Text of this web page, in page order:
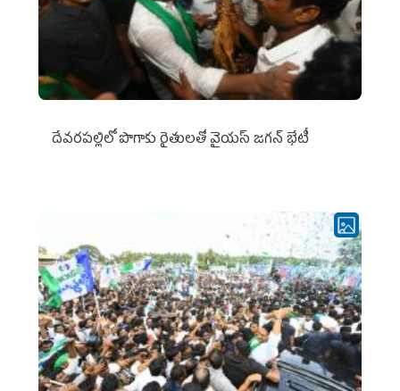
దేవరపల్లిలో పొగాకు రైతులతో వైయస్ జగన్ భేటీ